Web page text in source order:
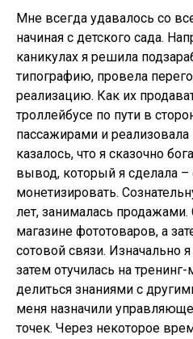
Мне всегда удавалось со
начиная с детского сада.
каникулах я решила
типографию, провела
реализацию. Как их
троллейбусе по пути в
пассажирами и
казалось, что я сказочно
вывод, который я сделала –
монетизировать.
лет, занималась продажами.
магазине фототоваров, а
сотовой связи. Изначально
затем отучилась на
делиться знаниями с
меня назначили
точек. Через некоторое